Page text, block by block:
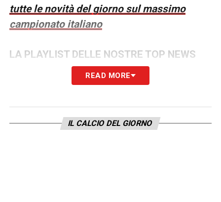
tutte le novità del giorno sul massimo
campionato italiano
LA PLAYLIST DELLE NOSTRE TOP NEWS
READ MORE
IL CALCIO DEL GIORNO